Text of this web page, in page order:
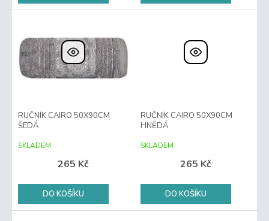
RUČNÍK CAIRO 50X90CM
ŠEDÁ
SKLADEM
265 Kč
DO KOŠÍKU
RUČNÍK CAIRO 50X90CM
HNĚDÁ
SKLADEM
265 Kč
DO KOŠÍKU